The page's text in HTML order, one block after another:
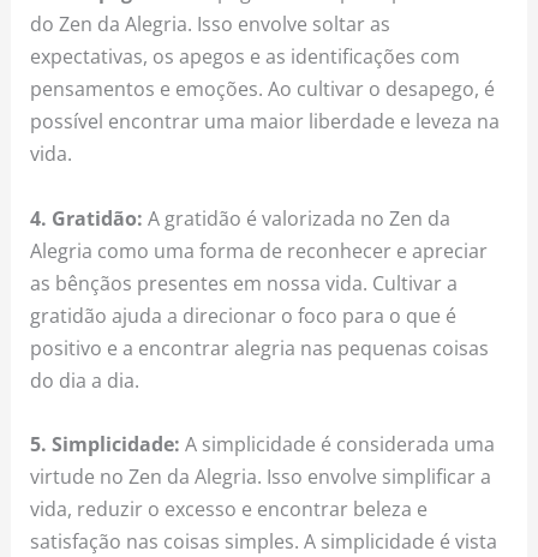
do Zen da Alegria. Isso envolve soltar as
expectativas, os apegos e as identificações com
pensamentos e emoções. Ao cultivar o desapego, é
possível encontrar uma maior liberdade e leveza na
vida.
4. Gratidão: A gratidão é valorizada no Zen da
Alegria como uma forma de reconhecer e apreciar
as bênçãos presentes em nossa vida. Cultivar a
gratidão ajuda a direcionar o foco para o que é
positivo e a encontrar alegria nas pequenas coisas
do dia a dia.
5. Simplicidade: A simplicidade é considerada uma
virtude no Zen da Alegria. Isso envolve simplificar a
vida, reduzir o excesso e encontrar beleza e
satisfação nas coisas simples. A simplicidade é vista